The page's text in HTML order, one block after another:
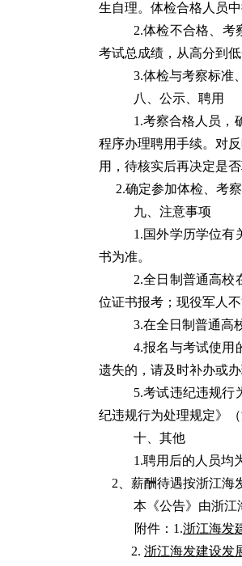
生自理。体检合格人员
2.体检不合格、考
考试总成绩，从高分到低
3.体检与考察标准
八、公示、聘用
1.考察合格人员，
程序办理聘用手续。对
用，待核实后再决定是否
2.确定参加体检、考
九、注意事项
1.国外学历学位有
书为准。
2.全日制普通高校
位证书报考；现役军人不
3.在全日制普通高
4.报名与考试使用
遗失的，请及时补办或办
5.考试违纪违规行
纪违规行为处理规定》（
十、其他
1.聘用后的人员均
2、薪酬待遇按浙江海
本《公告》由浙江
附件：1.浙江海发
2. 浙江海发建设发